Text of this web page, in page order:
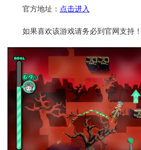
官方地址： 点击进入
如果喜欢该游戏请务必到官网支持！